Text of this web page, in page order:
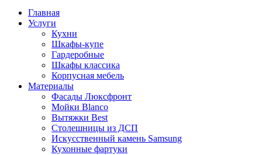
Главная
Услуги
Кухни
Шкафы-купе
Гардеробные
Шкафы классика
Корпусная мебель
Материалы
Фасады Люксфронт
Мойки Blanco
Вытяжки Best
Столешницы из ДСП
Искусственный камень Samsung
Кухонные фартуки